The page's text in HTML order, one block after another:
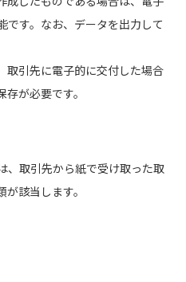
です。なお、データを出力して
取引先に電子的に交付した場合
が必要です。
、取引先から紙で受け取った取
該当します。